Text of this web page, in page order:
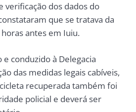
verificação dos dados do
que se tratava da
antes em Iuiu.
conduzido à Delegacia
das medidas legais cabíveis,
recuperada também foi
policial e deverá ser